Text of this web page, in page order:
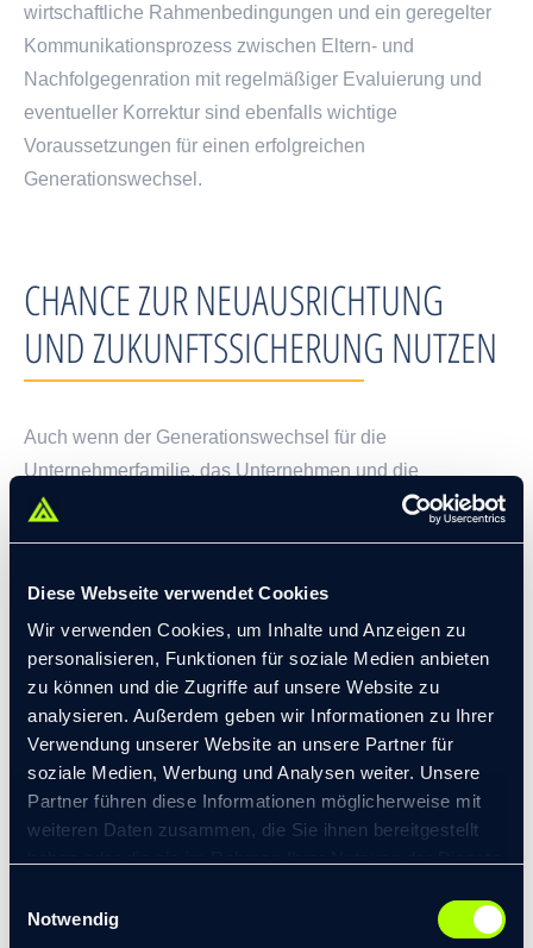
Diese Webseite verwendet Cookies
Wir verwenden Cookies, um Inhalte und Anzeigen zu
personalisieren, Funktionen für soziale Medien anbieten
zu können und die Zugriffe auf unsere Website zu
analysieren. Außerdem geben wir Informationen zu Ihrer
Verwendung unserer Website an unsere Partner für
soziale Medien, Werbung und Analysen weiter. Unsere
Partner führen diese Informationen möglicherweise mit
weiteren Daten zusammen, die Sie ihnen bereitgestellt
© 2026 transformis Consulting SE
Notwendig
wirtschaftliche Rahmenbedingungen und ein geregelter
Kommunikationsprozess zwischen Eltern- und
Nachfolgegenration mit regelmäßiger Evaluierung und
eventueller Korrektur sind ebenfalls wichtige
Voraussetzungen für einen erfolgreichen
Generationswechsel.
CHANCE ZUR NEUAUSRICHTUNG
UND ZUKUNFTSSICHERUNG NUTZEN
Auch wenn der Generationswechsel für die
Unternehmerfamilie, das Unternehmen und die
handelnden Personen mit Risiken verbunden ist, zeigen
erfolgreich umzusetzen. Dies sichert der Familie und den
Gesellschaftern eine solide Vermögensentwicklung.
Mit einem gut geplanten Übergabeprozess wird die
Wahrscheinlichkeit des Scheiterns signifikant reduziert.
Gelingt es, den Generationswechsel gut vorzubereiten
und umzusetzen, wird dies bei allen Stakeholdern
Vertrauen aufbauen, wodurch für die Unternehmerfamilie
höheren Lebensqualität.